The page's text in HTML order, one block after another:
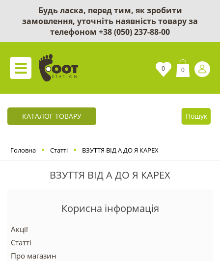
Будь ласка, перед тим, як зробити
замовлення, уточніть наявність товару за
телефоном +38 (050) 237-88-00
0 0
КАТАЛОГ ТОВАРУ Пошук
Головна Статті ВЗУТТЯ ВІД А ДО Я КАРЕХ
ВЗУТТЯ ВІД А ДО Я КАРЕХ
Корисна інформація
Акції
Статті
Про магазин